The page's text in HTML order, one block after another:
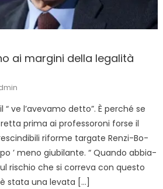
ai margini della legalità
ve l’a­ve­va­mo detto”. È per­ché se
prima ai pro­fes­so­ro­ni forse il
ri­for­me tar­ga­te Ren­zi-Bo­
’ meno giu­bi­lan­te. “ Quan­do ab­bia­
ri­schio che si cor­re­va con que­sto
stata una le­va­ta […]